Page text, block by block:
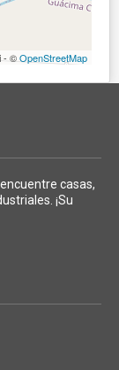
- ©OpenStreetMap
casas,
¡Su